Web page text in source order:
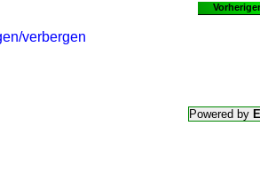
verbergen
Powered by